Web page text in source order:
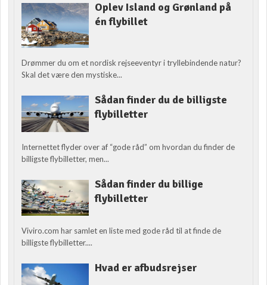
Oplev Island og Grønland på
én flybillet
Drømmer du om et nordisk rejseeventyr i tryllebindende natur?
Skal det være den mystiske...
Sådan finder du de billigste
flybilletter
Internettet flyder over af “gode råd” om hvordan du finder de
billigste flybilletter, men...
Sådan finder du billige
flybilletter
Viviro.com har samlet en liste med gode råd til at finde de
billigste flybilletter....
Hvad er afbudsrejser